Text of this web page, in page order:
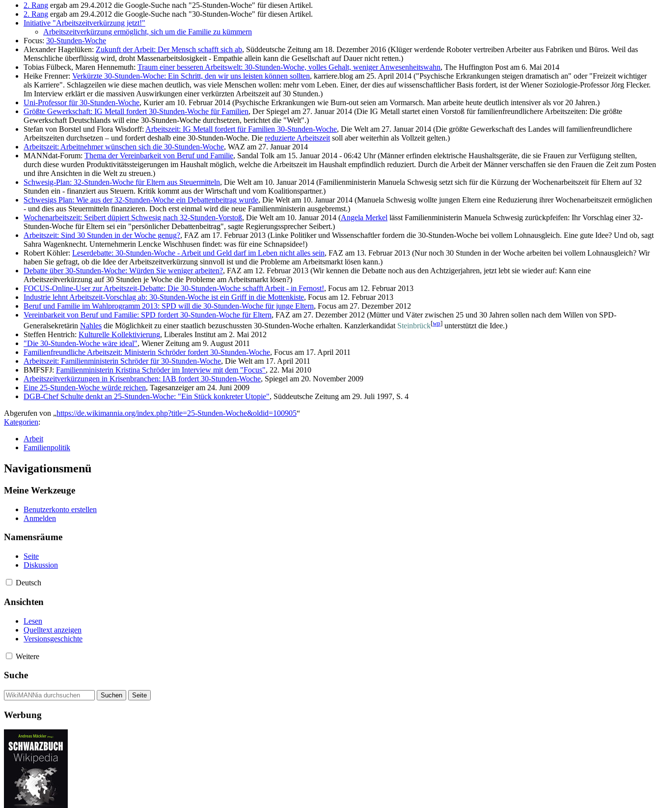
2. Rang ergab am 29.4.2012 die Google-Suche nach "25-Stunden-Woche" für diesen Artikel.
2. Rang ergab am 29.4.2012 die Google-Suche nach "30-Stunden-Woche" für diesen Artikel.
Initiative "Arbeitszeitverkürzung jetzt!"
Arbeitszeitverkürzung ermöglicht, sich um die Familie zu kümmern
Focus: 30-Stunden-Woche
Alexander Hagelüken: Zukunft der Arbeit: Der Mensch schafft sich ab, Süddeutsche Zeitung am 18. Dezember 2016 (Klüger werdende Roboter vertreiben Arbeiter aus Fabriken und Büros. Weil das
Menschliche überflüssig wird, droht Massenarbeitslosigkeit - Empathie allein kann die Gesellschaft auf Dauer nicht retten.)
Tobias Fülbeck, Maren Hennemuth: Traum einer besseren Arbeitswelt: 30-Stunden-Woche, volles Gehalt, weniger Anwesenheitswahn, The Huffington Post am 6. Mai 2014
Heike Frenner: Verkürzte 30-Stunden-Woche: Ein Schritt, den wir uns leisten können sollten, karriere.blog am 25. April 2014 ("Psychische Erkrankungen steigen dramatisch an" oder "Freizeit wichtiger
als Karriere". Schlagzeilen wie diese machen deutlich, was viele Menschen wollen: mehr vom Leben. Einer, der dies auf wissen­schaft­licher Basis fordert, ist der Wiener Soziologie-Professor Jörg Flecker.
Im Interview erklärt er die massiven Auswirkungen einer verkürzten Arbeitszeit auf 30 Stunden.)
Uni-Professor für 30-Stunden-Woche, Kurier am 10. Februar 2014 (Psychische Erkrankungen wie Burn-out seien am Vormarsch. Man arbeite heute deutlich intensiver als vor 20 Jahren.)
Größte Gewerkschaft: IG Metall fordert 30-Stunden-Woche für Familien, Der Spiegel am 27. Januar 2014 (Die IG Metall startet einen Vorstoß für familienfreundlichere Arbeitszeiten: Die größte
Gewerkschaft Deutschlands will eine 30-Stunden-Woche durchsetzen, berichtet die "Welt".)
Stefan von Borstel und Flora Wisdorff: Arbeitszeit: IG Metall fordert für Familien 30-Stunden-Woche, Die Welt am 27. Januar 2014 (Die größte Gewerkschaft des Landes will familien­freund­lichere
Arbeitszeiten durchsetzen – und fordert deshalb eine 30-Stunden-Woche. Die reduzierte Arbeitszeit soll aber weiterhin als Vollzeit gelten.)
Arbeitszeit: Arbeitnehmer wünschen sich die 30-Stunden-Woche, WAZ am 27. Januar 2014
MANNdat-Forum: Thema der Vereinbarkeit von Beruf und Familie, Sandal Tolk am 15. Januar 2014 - 06:42 Uhr (Männer erfinden elektrische Haushaltsgeräte, die sie Frauen zur Verfügung stellten,
durch diese wurden Produktivitäts­steigerungen im Haushalt möglich, welche die Arbeitszeit im Haushalt empfindlich reduziert. Durch die Arbeit der Männer verschaffen sie den Frauen die Zeit zum Posten
und ihre Ansichten in die Welt zu streuen.)
Schwesig-Plan: 32-Stunden-Woche für Eltern aus Steuermitteln, Die Welt am 10. Januar 2014 (Familienministerin Manuela Schwesig setzt sich für die Kürzung der Wochen­arbeits­zeit für Eltern auf 32
Stunden ein - finanziert aus Steuern. Kritik kommt aus der Wirtschaft und vom Koalitions­partner.)
Schwesigs Plan: Wie aus der 32-Stunden-Woche ein Debattenbeitrag wurde, Die Welt am 10. Januar 2014 (Manuela Schwesig wollte jungen Eltern eine Reduzierung ihrer Wochenarbeitszeit ermöglichen
- und dies aus Steuermitteln finanzieren. Doch erst einmal wird die neue Familienministerin ausgebremst.)
Wochenarbeitszeit: Seibert düpiert Schwesig nach 32-Stunden-Vorstoß, Die Welt am 10. Januar 2014 (Angela Merkel lässt Familienministerin Manuela Schwesig zurückpfeifen: Ihr Vorschlag einer 32-
Stunden-Woche für Eltern sei ein "persönlicher Debattenbeitrag", sagte Regierungssprecher Seibert.)
Arbeitszeit: Sind 30 Stunden in der Woche genug?, FAZ am 17. Februar 2013 (Linke Politiker und Wissenschaftler fordern die 30-Stunden-Woche bei vollem Lohnausgleich. Eine gute Idee? Und ob, sagt
Sahra Wagenknecht. Unternehmerin Lencke Wischhusen findet: was für eine Schnapsidee!)
Robert Köhler: Leserdebatte: 30-Stunden-Woche - Arbeit und Geld darf im Leben nicht alles sein, FAZ am 13. Februar 2013 (Nur noch 30 Stunden in der Woche arbeiten bei vollem Lohnausgleich? Wir
haben Sie gefragt, ob die Idee der Arbeitszeitverkürzung sinnvoll ist und die Probleme am Arbeitsmarkt lösen kann.)
Debatte über 30-Stunden-Woche: Würden Sie weniger arbeiten?, FAZ am 12. Februar 2013 (Wir kennen die Debatte noch aus den Achtzigerjahren, jetzt lebt sie wieder auf: Kann eine
Arbeitszeitverkürzung auf 30 Stunden je Woche die Probleme am Arbeitsmarkt lösen?)
FOCUS-Online-User zur Arbeitszeit-Debatte: Die 30-Stunden-Woche schafft Arbeit - in Fernost!, Focus am 12. Februar 2013
Industrie lehnt Arbeitszeit-Vorschlag ab: 30-Stunden-Woche ist ein Griff in die Mottenkiste, Focus am 12. Februar 2013
Beruf und Familie im Wahlprogramm 2013: SPD will die 30-Stunden-Woche für junge Eltern, Focus am 27. Dezember 2012
Vereinbarkeit von Beruf und Familie: SPD fordert 30-Stunden-Woche für Eltern, FAZ am 27. Dezember 2012 (Mütter und Väter zwischen 25 und 30 Jahren sollen nach dem Willen von SPD-
Generalsekretärin Nahles die Möglichkeit zu einer staatlich bezuschussten 30-Stunden-Woche erhalten. Kanzlerkandidat Steinbrück[wp] unterstützt die Idee.)
Steffen Hentrich: Kulturelle Kollektivierung, Liberales Institut am 2. Mai 2012
"Die 30-Stunden-Woche wäre ideal", Wiener Zeitung am 9. August 2011
Familienfreundliche Arbeitszeit: Ministerin Schröder fordert 30-Stunden-Woche, Focus am 17. April 2011
Arbeitszeit: Familienministerin Schröder für 30-Stunden-Woche, Die Welt am 17. April 2011
BMFSFJ: Familienministerin Kristina Schröder im Interview mit dem "Focus", 22. Mai 2010
Arbeitszeitverkürzungen in Krisenbranchen: IAB fordert 30-Stunden-Woche, Spiegel am 20. November 2009
Eine 25-Stunden-Woche würde reichen, Tagesanzeiger am 24. Juni 2009
DGB-Chef Schulte denkt an 25-Stunden-Woche: "Ein Stück konkreter Utopie", Süddeutsche Zeitung am 29. Juli 1997, S. 4
Abgerufen von „https://de.wikimannia.org/index.php?title=25-Stunden-Woche&oldid=100905“
Kategorien:
Arbeit
Familienpolitik
Navigationsmenü
Meine Werkzeuge
Benutzerkonto erstellen
Anmelden
Namensräume
Seite
Diskussion
Deutsch
Ansichten
Lesen
Quelltext anzeigen
Versionsgeschichte
Weitere
Suche
Werbung